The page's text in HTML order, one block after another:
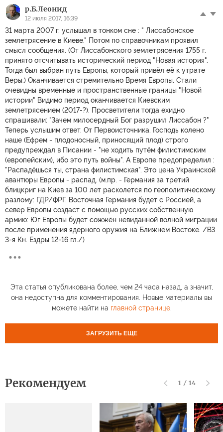
р.Б.Леонид
12 июля 2017, 16:39
31 марта 2007 г. услышал в тонком сне : " Лиссабонское
землетрясение в Киеве." Потом по справочникам проявил
смысл сообщения. (От Лиссабонского землетрясения 1755 г.
принято отсчитывать исторический период "Новая история".
Тогда был выбран путь Европы, который привёл её к утрате
Веры.) Оканчивается стремительно Время Европы. Стали
очевидны временные и пространственные границы "Новой
истории" Видимо период оканчивается Киевским
землетрясением (2017-?). Просветители тогда ехидно
спрашивали: "Зачем милосердный Бог разрушил Лиссабон ?"
Теперь услышим ответ. От Первоисточника. Господь колено
наше (Ефрем - плодоносный, приносящий плод) строго
предупреждал в Писании - "не ходить путём филистимским
(европейским), ибо это путь войны". А Европе предопределил :
"Распадёшься ты, страна филистимская". Это цена Украинской
авантюры Европы - распад. (м.пр. - Германия за третий
блицкриг на Киев за 100 лет расколется по геополитическому
разлому: ГДР/ФРГ. Восточная Германия будет с Россией, а
север Европы создаст с помощью русских собственную
армию: Юг Европы будет сожжён невиданной волной миграции
после применения ядерного оружия на Ближнем Востоке. /ВЗ
3-я Кн. Ездры 12-16 гл./)
Эта статья опубликована более, чем 24 часа назад, а значит,
она недоступна для комментирования. Новые материалы вы
можете найти на главной странице.
ЗАГРУЗИТЬ ЕЩЕ
Рекомендуем 1 / 14